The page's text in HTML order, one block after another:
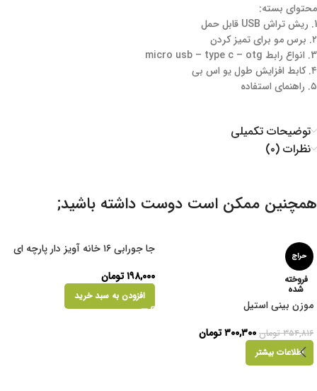
محتوای بسته:
1. ریش تراش USB قابل حمل
۲. برس مو برای تمیز کردن
3. انواع رابط micro usb – type c – otg
۴. کابط افزایش طول یو اس بی
۵. راهنمای استفاده
توضیحات تکمیلی
نظرات (۰)
همچنین ممکن است دوست داشته باشید;
حراج
فروخته
شده
موزن بینی استیل
۳۵۴,۸۱۶ تومان ۳۰۰,۳۰۰تومان
اطلاعات بیشتر
جا جورابی ۱۶ خانه آویز دار پارچه ای
۱۹۸,۰۰۰تومان
افزودن به سبد خرید